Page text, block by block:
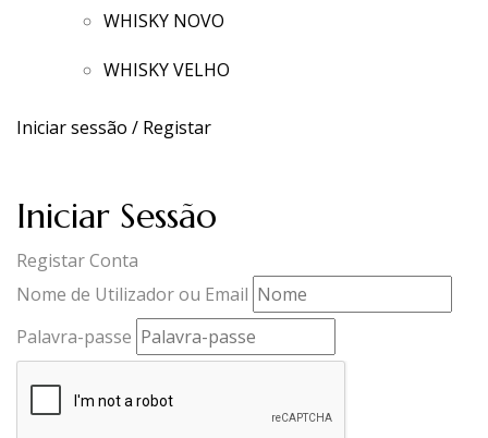
WHISKY NOVO
WHISKY VELHO
Iniciar sessão / Registar
Iniciar Sessão
Registar Conta
Nome de Utilizador ou Email
Palavra-passe